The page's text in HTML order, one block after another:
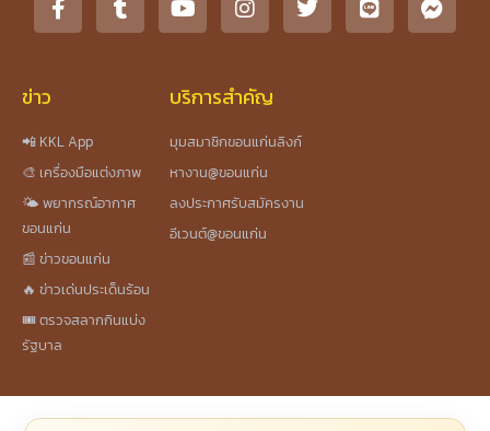
ข่าว
📲 KKL App
🎨 เครื่องมือแต่งภาพ
🌤️ พยากรณ์อากาศ
ขอนแก่น
📰 ข่าวขอนแก่น
🔥 ข่าวเด่นประเด็นร้อน
🎟️ ตรวจสลากกินแบ่ง
รัฐบาล
บริการสำคัญ
มุมสมาชิกขอนแก่นลิงก์
หางาน@ขอนแก่น
ลงประกาศรับสมัครงาน
อีเวนต์@ขอนแก่น